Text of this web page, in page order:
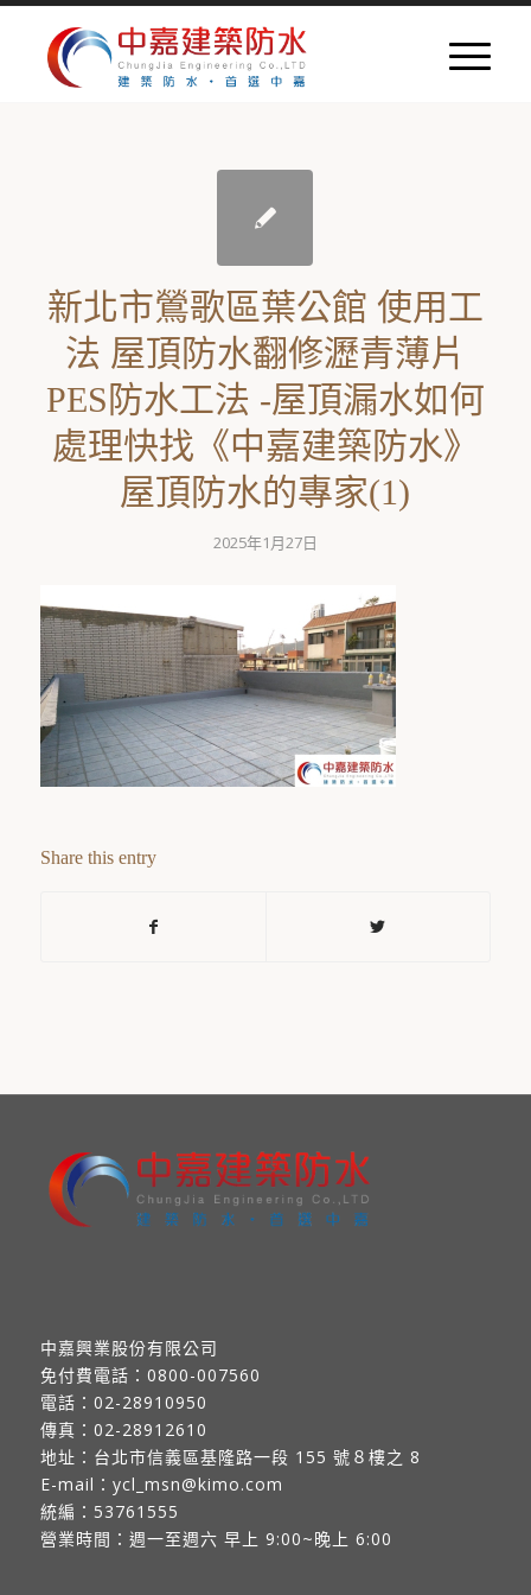
新北市鶯歌區葉公館 使用工
法 屋頂防水翻修瀝青薄片
PES防水工法 -屋頂漏水如何
處理快找《中嘉建築防水》
屋頂防水的專家(1)
2025年1月27日
Share this entry
中嘉興業股份有限公司
免付費電話： 0800-007560
電話： 02-28910950
傳真： 02-28912610
地址： 台北市信義區基隆路一段 155 號８樓之 8
E-mail： ycl_msn@kimo.com
統編：53761555
營業時間：週一至週六 早上 9:00~晚上 6:00